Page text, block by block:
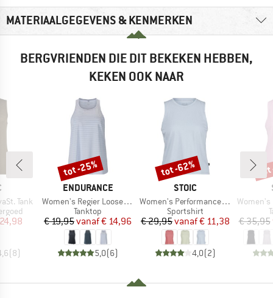
MATERIAALGEGEVENS & KENMERKEN
BERGVRIENDEN DIE DIT BEKEKEN HEBBEN,
KEKEN OOK NAAR
Tank
prijs
(8)
MERK
ENDURANCE
Artikel
Women's Regier Loose Fit Top
Productgroep
Tanktop
Prijs
€ 19,95 Verlaagde prijs
vanaf€ 14,96
5,0(6)
Korting
tot -25%
MERK
STOIC
Artikel
Women's PerformanceMerino BorgholmSt. Tank
Productgroep
Sportshirt
Prijs
€ 29,95 Verlaagde prijs
vanaf€ 11,38
4,0(2)
Korting
tot -62%
Artikel
Women's
€ 35,95